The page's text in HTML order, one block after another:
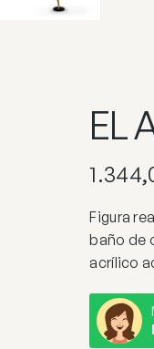
EL
Figura
baño de
acrílico